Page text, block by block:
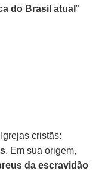
do Brasil atual”
cristãs:
. Em sua origem,
da escravidão